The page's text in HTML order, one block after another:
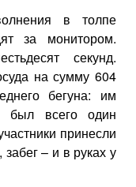
в толпе
за монитором.
секунд.
на сумму 604
бегуна: им
был всего один
принесли
– и в руках у